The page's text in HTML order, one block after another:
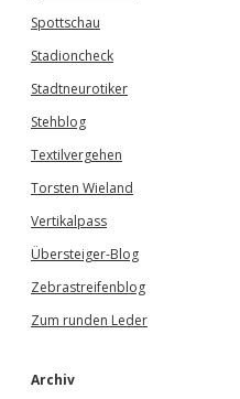
Spottschau
Stadioncheck
Stadtneurotiker
Stehblog
Textilvergehen
Torsten Wieland
Vertikalpass
Übersteiger-Blog
Zebrastreifenblog
Zum runden Leder
Archiv